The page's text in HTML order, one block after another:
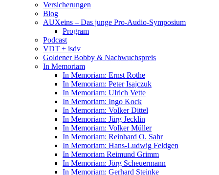
Versicherungen
Blog
AUXeins – Das junge Pro-Audio-Symposium
Program
Podcast
VDT + isdv
Goldener Bobby & Nachwuchspreis
In Memoriam
In Memoriam: Ernst Rothe
In Memoriam: Peter Isajczuk
In Memoriam: Ulrich Vette
In Memoriam: Ingo Kock
In Memoriam: Volker Dittel
In Memoriam: Jürg Jecklin
In Memoriam: Volker Müller
In Memoriam: Reinhard O. Sahr
In Memoriam: Hans-Ludwig Feldgen
In Memoriam Reimund Grimm
In Memoriam: Jörg Scheuermann
In Memoriam: Gerhard Steinke